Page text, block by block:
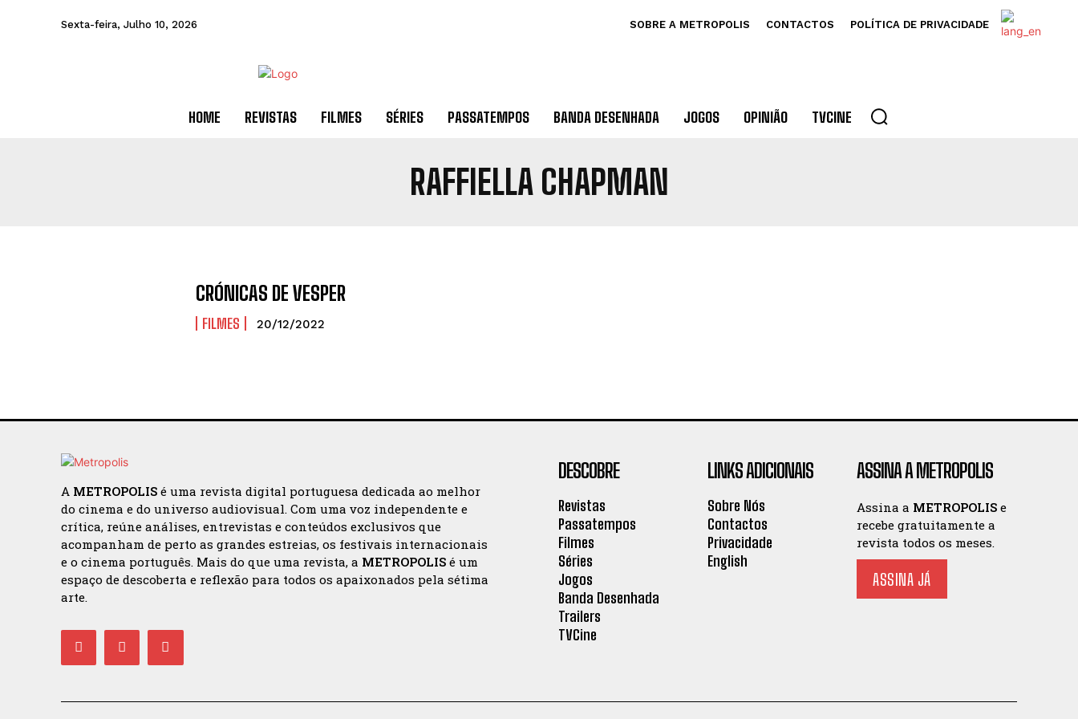
Sexta-feira, Julho 10, 2026 SOBRE A METROPOLIS CONTACTOS POLÍTICA DE PRIVACIDADE
HOME REVISTAS FILMES SÉRIES PASSATEMPOS BANDA DESENHADA JOGOS OPINIÃO TVCINE
RAFFIELLA CHAPMAN
CRÓNICAS DE VESPER
FILMES 20/12/2022
A METROPOLIS é uma revista digital portuguesa dedicada ao melhor
do cinema e do universo audiovisual. Com uma voz independente e
crítica, reúne análises, entrevistas e conteúdos exclusivos que
acompanham de perto as grandes estreias, os festivais internacionais
e o cinema português. Mais do que uma revista, a METROPOLIS é um
espaço de descoberta e reflexão para todos os apaixonados pela sétima
arte.
DESCOBRE
Revistas
Passatempos
Filmes
Séries
Jogos
Banda Desenhada
Trailers
TVCine
LINKS ADICIONAIS
Sobre Nós
Contactos
Privacidade
English
ASSINA A METROPOLIS
Assina a METROPOLIS e
recebe gratuitamente a
revista todos os meses.
ASSINA JÁ